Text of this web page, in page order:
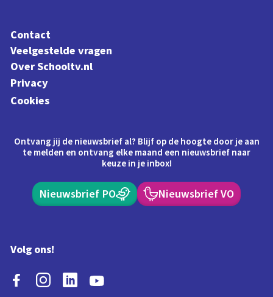
Contact
Veelgestelde vragen
Over Schooltv.nl
Privacy
Cookies
Ontvang jij de nieuwsbrief al? Blijf op de hoogte door je aan
te melden en ontvang elke maand een nieuwsbrief naar
keuze in je inbox!
Nieuwsbrief PO Nieuwsbrief VO
Volg ons!